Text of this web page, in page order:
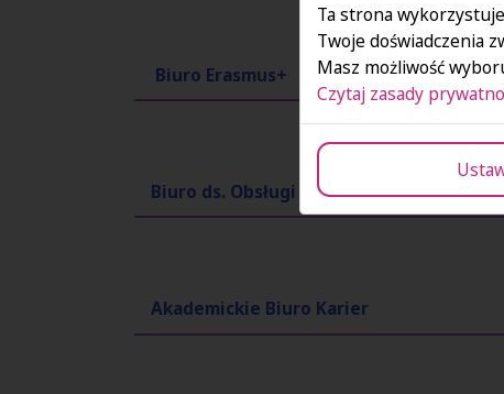
Biuro Erasmus+
Biuro ds. Obsługi Osób z
Akademickie Biuro Karier
Ta strona
Twoje doświadczenia
Masz możliwość
Czytaj zasady